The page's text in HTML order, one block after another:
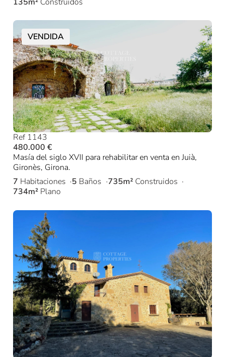
VENDIDA
Ref 1143
480.000 €
Masía del siglo XVII para rehabilitar en venta en Juià,
Gironès, Girona.
7 Habitaciones 5 Baños 735m² Construidos
734m² Plano